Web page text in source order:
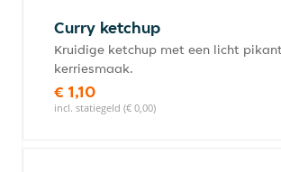
Curry ketchup
Kruidige ketchup met een licht
kerriesmaak.
€ 1,10
incl. statiegeld (€ 0,00)